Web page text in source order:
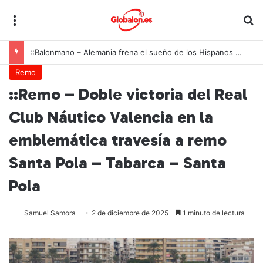
::Balonmano – Alemania frena el sueño de los Hispanos Juveniles, que lucharán ahora por el bronce europeo
Remo
::Remo – Doble victoria del Real
Club Náutico Valencia en la
emblemática travesía a remo
Santa Pola – Tabarca – Santa
Pola
Samuel Samora 2 de diciembre de 2025 1 minuto de lectura